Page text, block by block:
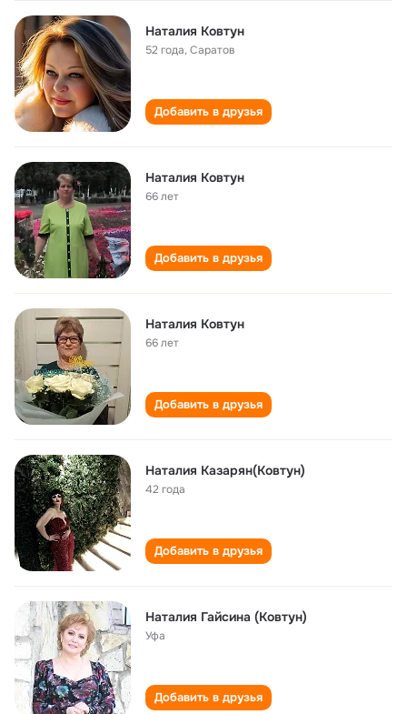
Наталия Ковтун
52 года,Саратов
Добавить в друзья
Наталия Ковтун
66 лет
Добавить в друзья
Наталия Ковтун
66 лет
Добавить в друзья
Наталия Казарян(Ковтун)
42 года
Добавить в друзья
Наталия Гайсина (Ковтун)
Уфа
Добавить в друзья